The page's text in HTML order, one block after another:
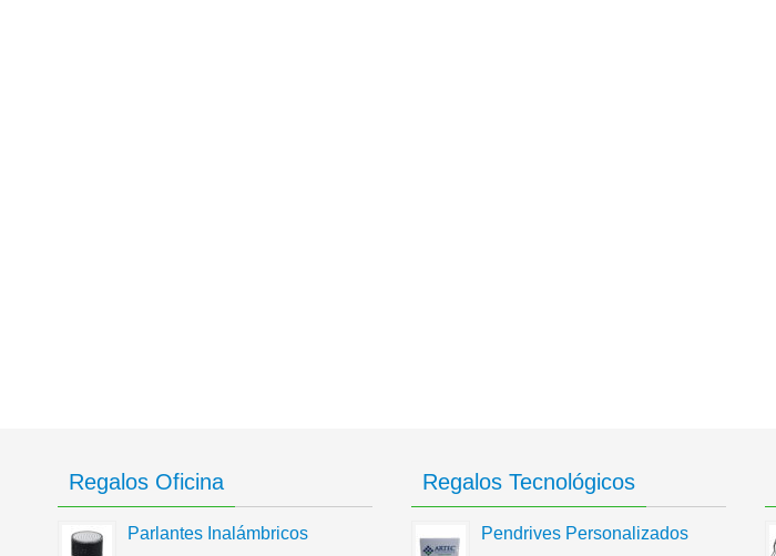
Regalos Oficina
Parlantes Inalámbricos
Regalos Tecnológicos
Pendrives Personalizados